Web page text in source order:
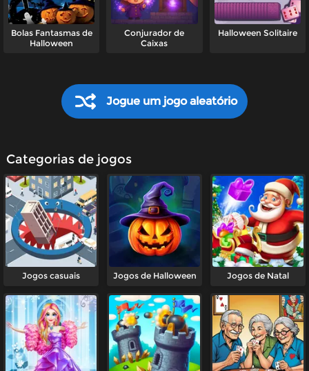
Bolas Fantasmas de
Halloween
Conjurador de
Caixas
Halloween Solitaire
Jogue um jogo aleatório
Categorias de jogos
Jogos casuais Jogos de Halloween Jogos de Natal